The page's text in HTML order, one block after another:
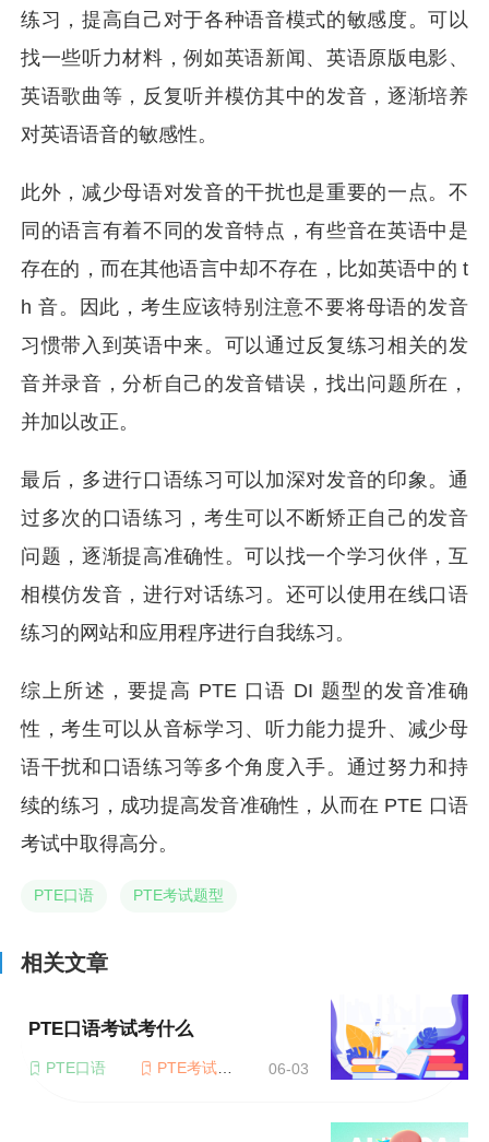
练习，提高自己对于各种语音模式的敏感度。可以
找一些听力材料，例如英语新闻、英语原版电影、
英语歌曲等，反复听并模仿其中的发音，逐渐培养
对英语语音的敏感性。
此外，减少母语对发音的干扰也是重要的一点。不
同的语言有着不同的发音特点，有些音在英语中是
存在的，而在其他语言中却不存在，比如英语中的 t
h 音。因此，考生应该特别注意不要将母语的发音
习惯带入到英语中来。可以通过反复练习相关的发
音并录音，分析自己的发音错误，找出问题所在，
并加以改正。
最后，多进行口语练习可以加深对发音的印象。通
过多次的口语练习，考生可以不断矫正自己的发音
问题，逐渐提高准确性。可以找一个学习伙伴，互
相模仿发音，进行对话练习。还可以使用在线口语
练习的网站和应用程序进行自我练习。
综上所述，要提高 PTE 口语 DI 题型的发音准确
性，考生可以从音标学习、听力能力提升、减少母
语干扰和口语练习等多个角度入手。通过努力和持
续的练习，成功提高发音准确性，从而在 PTE 口语
考试中取得高分。
PTE口语 PTE考试题型
相关文章
PTE口语考试考什么
PTE口语 PTE考试题型 06-03